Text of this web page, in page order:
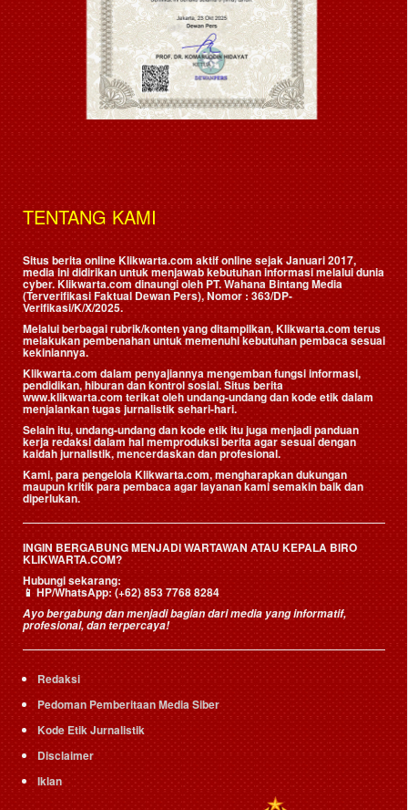
TENTANG KAMI
Situs berita online Klikwarta.com aktif online sejak Januari 2017,
media ini didirikan untuk menjawab kebutuhan informasi melalui dunia
cyber. Klikwarta.com dinaungi oleh PT. Wahana Bintang Media
(Terverifikasi Faktual Dewan Pers), Nomor : 363/DP-
Verifikasi/K/X/2025.
Melalui berbagai rubrik/konten yang ditampilkan, Klikwarta.com terus
melakukan pembenahan untuk memenuhi kebutuhan pembaca sesuai
kekiniannya.
Klikwarta.com dalam penyajiannya mengemban fungsi informasi,
pendidikan, hiburan dan kontrol sosial. Situs berita
www.klikwarta.com terikat oleh undang-undang dan kode etik dalam
menjalankan tugas jurnalistik sehari-hari.
Selain itu, undang-undang dan kode etik itu juga menjadi panduan
kerja redaksi dalam hal memproduksi berita agar sesuai dengan
kaidah jurnalistik, mencerdaskan dan profesional.
Kami, para pengelola Klikwarta.com, mengharapkan dukungan
maupun kritik para pembaca agar layanan kami semakin baik dan
diperlukan.
INGIN BERGABUNG MENJADI WARTAWAN ATAU KEPALA BIRO
KLIKWARTA.COM?
Hubungi sekarang:
📱HP/WhatsApp:(+62) 853 7768 8284
Ayo bergabung dan menjadi bagian dari media yang informatif,
profesional, dan terpercaya!
Redaksi
Pedoman Pemberitaan Media Siber
Kode Etik Jurnalistik
Disclaimer
Iklan